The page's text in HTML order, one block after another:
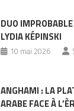
DUO
LYDIA KÉPINSKI
10 mai 2026
ANGHAMI : LA
ARABE FACE À